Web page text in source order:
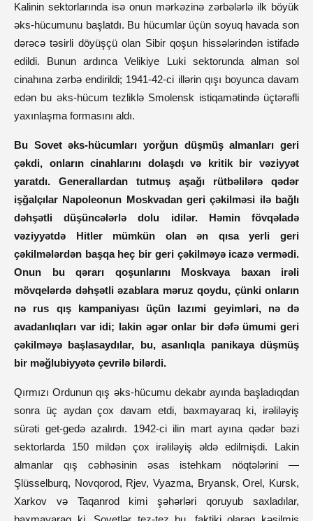
Kalinin sektorlarında isə onun mərkəzinə zərbələrlə ilk böyük
əks-hücumunu başlatdı. Bu hücumlar üçün soyuq havada son
dərəcə təsirli döyüşçü olan Sibir qoşun hissələrindən istifadə
edildi. Bunun ardınca Velikiye Luki sektorunda alman sol
cinahına zərbə endirildi; 1941-42-ci illərin qışı boyunca davam
edən bu əks-hücum tezliklə Smolensk istiqamətində üçtərəfli
yaxınlaşma formasını aldı.
Bu Sovet əks-hücumları yorğun düşmüş almanları geri
çəkdi, onların cinahlarını dolaşdı və kritik bir vəziyyət
yaratdı. Generallardan tutmuş aşağı rütbəlilərə qədər
işğalçılar Napoleonun Moskvadan geri çəkilməsi ilə bağlı
dəhşətli düşüncələrlə dolu idilər. Həmin fövqəladə
vəziyyətdə Hitler mümkün olan ən qısa yerli geri
çəkilmələrdən başqa heç bir geri çəkilməyə icazə vermədi.
Onun bu qərarı qoşunlarını Moskvaya baxan irəli
mövqelərdə dəhşətli əzablara məruz qoydu, çünki onların
nə rus qış kampaniyası üçün lazımi geyimləri, nə də
avadanlıqları var idi; lakin əgər onlar bir dəfə ümumi geri
çəkilməyə başlasaydılar, bu, asanlıqla panikaya düşmüş
bir məğlubiyyətə çevrilə bilərdi.
Qırmızı Ordunun qış əks-hücumu dekabr ayında başladıqdan
sonra üç aydan çox davam etdi, baxmayaraq ki, irəliləyiş
sürəti get-gedə azalırdı. 1942-ci ilin mart ayına qədər bəzi
sektorlarda 150 mildən çox irəliləyiş əldə edilmişdi. Lakin
almanlar qış cəbhəsinin əsas istehkam nöqtələrini —
Şlüsselburq, Novqorod, Rjev, Vyazma, Bryansk, Orel, Kursk,
Xarkov və Taqanrod kimi şəhərləri qoruyub saxladılar,